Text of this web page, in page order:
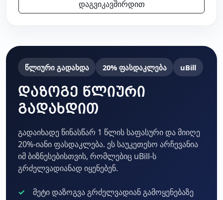
დაგვიკავშირდით
წლიური გადახდა 20% ფასდაკლება uBill
დაზოგე წლიური
გადახდით
გადაიხადე წინასწარ 1 წლის საფასური და მიიღე
20%-იანი ფასდაკლება. ეს საუკეთესო არჩევანია
იმ ბიზნესებისთვის, რომლებიც uBill-ს
გრძელვადიანად იყენებენ.
მეტი დაზოგვა გრძელვადიან გამოყენებაზე